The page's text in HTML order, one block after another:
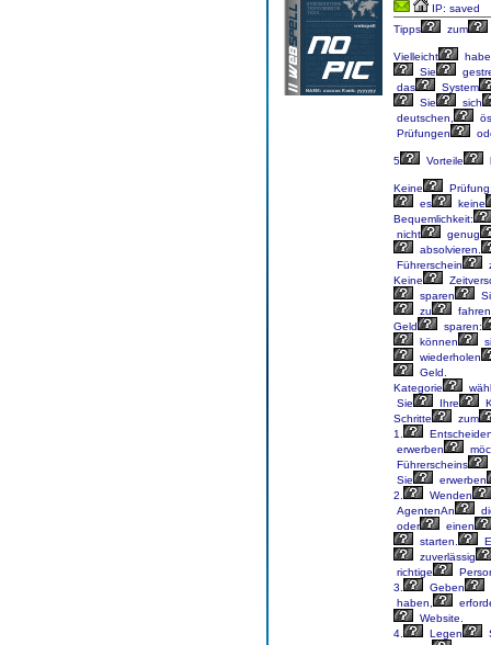
IP: saved
Tipps
zum
Vielleicht
Sie
das
System
Sie
sich
deutschen,
Prüfungen
5 Vorteile
Keine
es
keine
Bequemlichkeit:
nicht
genug
absolvieren.
Führerschein
Keine
sparen
zu
Geld
sparen:
können
wiederholen
Geld.
Kategorie
Sie
Ihre
Schritte
zum
1.
erwerben
Führerscheins
Sie
erwerben
2.
Wenden
AgentenAn
oder
einen
starten.
zuverlässig
richtige
3.
Geben
haben,
Website.
4.
Legen